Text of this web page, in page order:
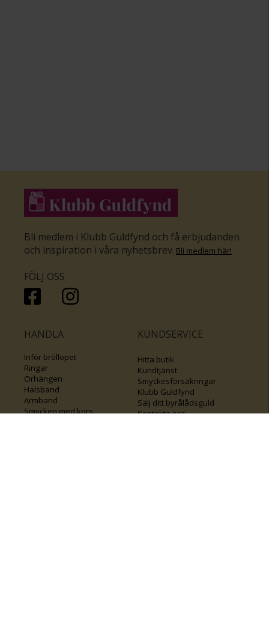
Bli medlem i Klubb Guldfynd och få erbjudanden
och inspiration i våra nyhetsbrev. Bli medlem här!
FÖLJ OSS
HANDLA
Inför bröllopet
Ringar
Örhängen
Halsband
Armband
Smycken med kors
KUNDSERVICE
Hitta butik
Kundtjänst
Smyckesförsäkringar
Klubb Guldfynd
Sälj ditt byrålådsguld
Kontakta oss